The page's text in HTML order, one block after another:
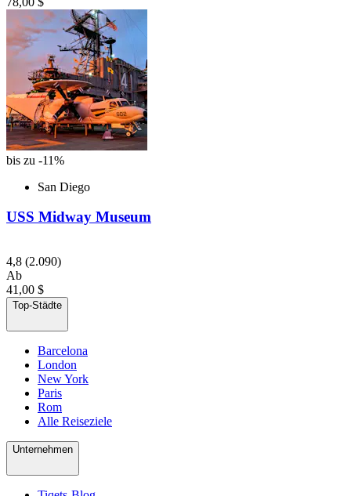
bis zu -11%
San Diego
USS Midway Museum
4,8 (2.090)
Ab
41,00 $
Top-Städte
Barcelona
London
New York
Paris
Rom
Alle Reiseziele
Unternehmen